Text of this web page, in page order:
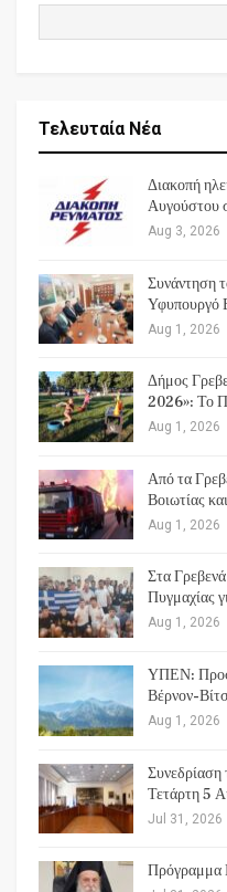
Τελευταία Νέα
Διακοπή
Αυγούστου
Aug 3, 2026
Συνάντηση
Υφυπουργό
Aug 1, 2026
Δήμος
2026»: Το
Aug 1, 2026
Από τα
Βοιωτίας
Aug 1, 2026
Στα
Πυγμαχίας
Aug 1, 2026
ΥΠΕΝ:
Βέρνον-
Aug 1, 2026
Συνεδρίαση
Τετάρτη 5
Jul 31, 2026
Πρόγραμμα